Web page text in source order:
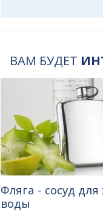
ВАМ БУДЕТ
Фляга - сосуд
воды